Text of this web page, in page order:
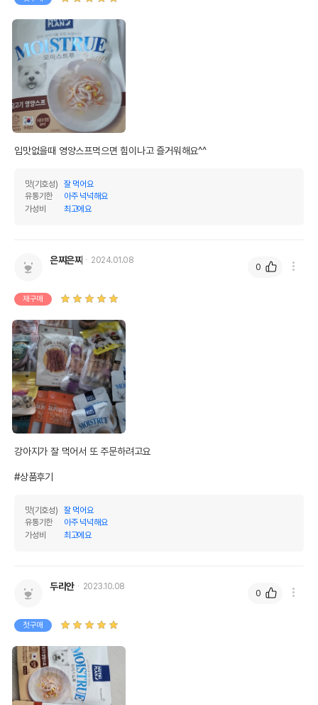
포장상태
제품 타입 파우치
* 브랜드사에서 제공한 정보로 모든 책임은 브랜드사에 있습니다.
* 해당 정보는 브랜드사 사정에 의해 일부 변경될 수 있습니다.
상품 필수 정보
파우치 60g
받았음을 확인할수 있는
경우 그에 대한 사항
수입자를 함께 표기
(주)동원F&B
또는 소비자상담 관련
유통기한
입맛없을때 영양스프먹으면 힘이나고 즐거워해요^^
맛(기호성)
잘 먹어요
유통기한
아주 넉넉해요
가성비
최고에요
은찌은찌 2024.01.08
재구매
강아지가 잘 먹어서 또 주문하려고요
#상품후기
맛(기호성)
잘 먹어요
유통기한
아주 넉넉해요
가성비
최고에요
0
두리안 2023.10.08
첫구매
0